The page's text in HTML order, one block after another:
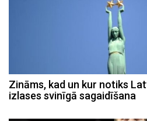
Zināms, kad un kur notiks
izlases svinīgā sagaidīšana